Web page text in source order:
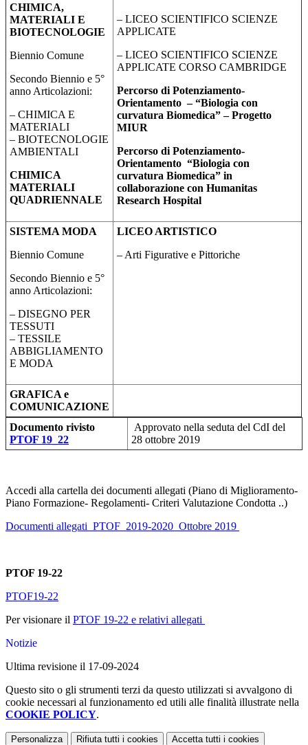
CHIMICA,
MATERIALI E
BIOTECNOLOGIE
Biennio Comune
Secondo Biennio e 5°
anno Articolazioni:
– CHIMICA E
MATERIALI
– BIOTECNOLOGIE
AMBIENTALI
CHIMICA
MATERIALI
QUADRIENNALE
– LICEO SCIENTIFICO SCIENZE
APPLICATE
– LICEO SCIENTIFICO SCIENZE
APPLICATE CORSO CAMBRIDGE
Percorso di Potenziamento-
Orientamento – “Biologia con
curvatura Biomedica” – Progetto
MIUR
Percorso di Potenziamento-
Orientamento “Biologia con
curvatura Biomedica” in
collaborazione con Humanitas
Research Hospital
SISTEMA MODA
Biennio Comune
Secondo Biennio e 5°
anno Articolazioni:
– DISEGNO PER
TESSUTI
– TESSILE
ABBIGLIAMENTO
E MODA
LICEO ARTISTICO
– Arti Figurative e Pittoriche
GRAFICA e
COMUNICAZIONE
Documento rivisto
PTOF 19_22
Approvato nella seduta del CdI del
28 ottobre 2019
Accedi alla cartella dei documenti allegati (Piano di Miglioramento-
Piano Formazione- Regolamenti- Criteri Valutazione Condotta ..)
Documenti allegati_PTOF_2019-2020_Ottobre 2019
PTOF 19-22
PTOF19-22
Per visionare il PTOF 19-22 e relativi allegati
Notizie
Ultima revisione il 17-09-2024
Questo sito o gli strumenti terzi da questo utilizzati si avvalgono di
cookie necessari al funzionamento ed utili alle finalità illustrate nella
COOKIE POLICY.
Personalizza Rifiuta tutti i cookies Accetta tutti i cookies